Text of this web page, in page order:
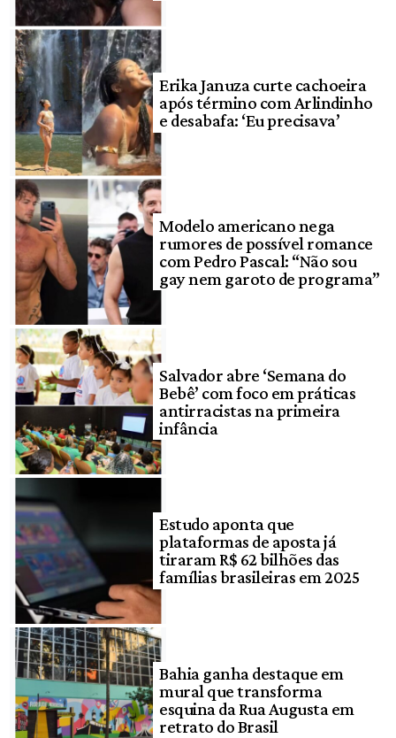
Erika Januza curte cachoeira
após término com Arlindinho
e desabafa: ‘Eu precisava’
Modelo americano nega
rumores de possível romance
com Pedro Pascal: “Não sou
gay nem garoto de programa”
Salvador abre ‘Semana do
Bebê’ com foco em práticas
antirracistas na primeira
infância
Estudo aponta que
plataformas de aposta já
tiraram R$ 62 bilhões das
famílias brasileiras em 2025
Bahia ganha destaque em
mural que transforma
esquina da Rua Augusta em
retrato do Brasil